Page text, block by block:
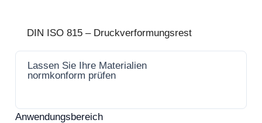
DIN ISO 815 – Druckverformungsrest
Lassen Sie Ihre Materialien
normkonform prüfen
Anwendungsbereich